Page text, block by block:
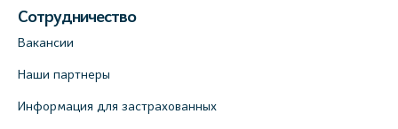
Сотрудничество
Вакансии
Наши партнеры
Информация для застрахованных